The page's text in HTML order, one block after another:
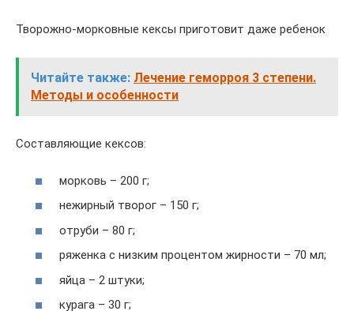
Творожно-морковные кексы приготовит даже ребенок
Читайте также: Лечение геморроя 3 степени.
Методы и особенности
Составляющие кексов:
морковь – 200 г;
нежирный творог – 150 г;
отруби – 80 г;
ряженка с низким процентом жирности – 70 мл;
яйца – 2 штуки;
курага – 30 г;